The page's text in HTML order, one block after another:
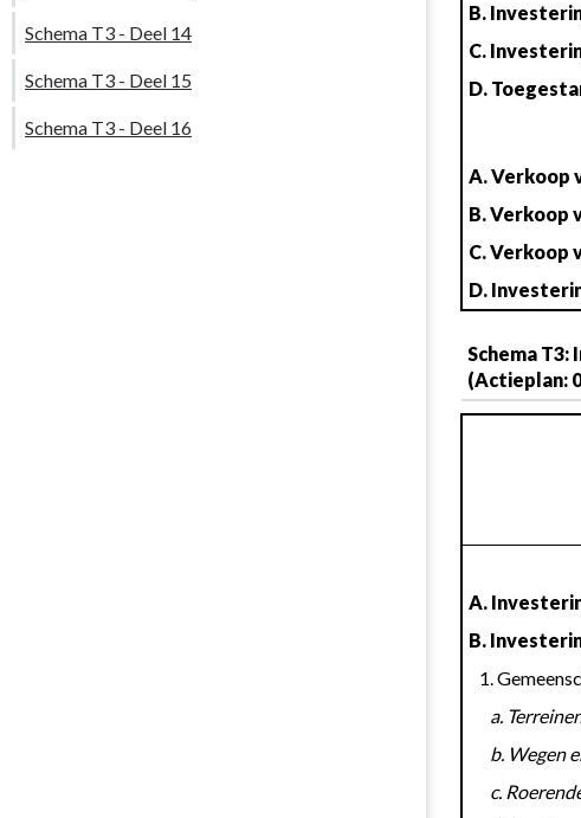
Schema T3 - Deel 14
Schema T3 - Deel 15
Schema T3 - Deel 16
B.
C.
D.
A. Verkoop
B. Verkoop
C. Verkoop
D.
Schema
(Actieplan:
A.
B.
1.
a.
b.
c.